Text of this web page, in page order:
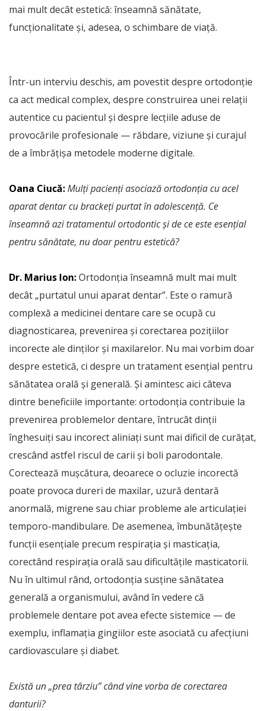
mai mult decât estetică: înseamnă sănătate,
funcționalitate și, adesea, o schimbare de viață.
Într-un interviu deschis, am povestit despre ortodonție
ca act medical complex, despre construirea unei relații
autentice cu pacientul și despre lecțiile aduse de
provocările profesionale — răbdare, viziune și curajul
de a îmbrățișa metodele moderne digitale.
Oana Ciucă:Mulți pacienți asociază ortodonția cu acel
aparat dentar cu brackeți purtat în adolescență. Ce
înseamnă azi tratamentul ortodontic și de ce este esențial
pentru sănătate, nu doar pentru estetică?
Dr. Marius Ion:Ortodonția înseamnă mult mai mult
decât „purtatul unui aparat dentar”. Este o ramură
complexă a medicinei dentare care se ocupă cu
diagnosticarea, prevenirea și corectarea pozițiilor
incorecte ale dinților și maxilarelor. Nu mai vorbim doar
despre estetică, ci despre un tratament esențial pentru
sănătatea orală și generală. Și amintesc aici câteva
dintre beneficiile importante: ortodonția contribuie la
prevenirea problemelor dentare, întrucât dinții
înghesuiți sau incorect aliniați sunt mai dificil de curățat,
crescând astfel riscul de carii și boli parodontale.
Corectează mușcătura, deoarece o ocluzie incorectă
poate provoca dureri de maxilar, uzură dentară
anormală, migrene sau chiar probleme ale articulației
temporo-mandibulare. De asemenea, îmbunătățește
funcții esențiale precum respirația și masticația,
corectând respirația orală sau dificultățile masticatorii.
Nu în ultimul rând, ortodonția susține sănătatea
generală a organismului, având în vedere că
problemele dentare pot avea efecte sistemice — de
exemplu, inflamația gingiilor este asociată cu afecțiuni
cardiovasculare și diabet.
Există un „prea târziu” când vine vorba de corectarea
danturii?